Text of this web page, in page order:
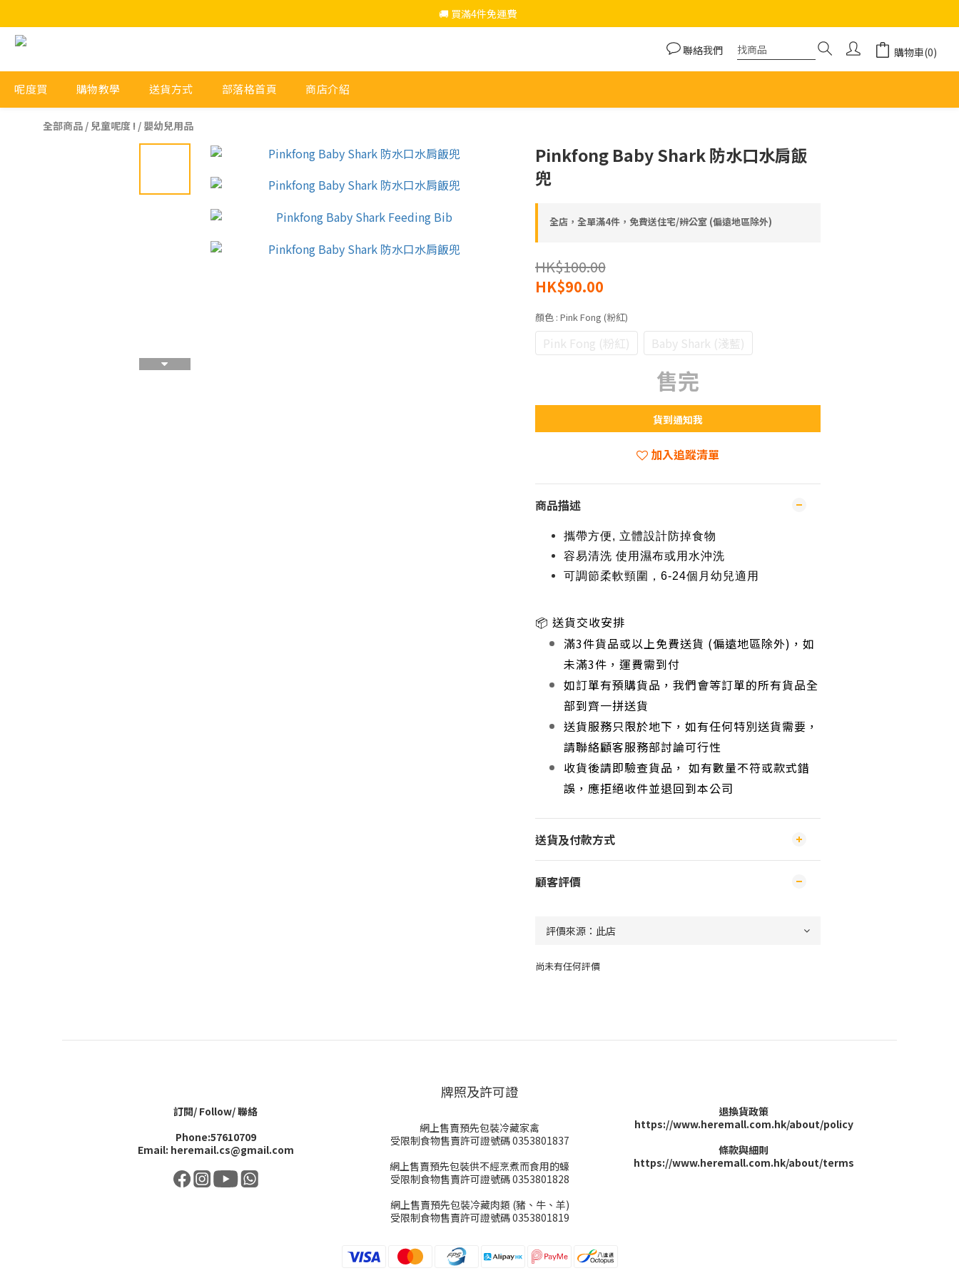
🚚 買滿4件免運費
🚚 買滿4件免運費
🚚 買滿4件免運費
聯絡我們 購物車(0)
呢度買 購物教學 送貨方式 部落格首頁 商店介紹
全部商品 / 兒童呢度 ! / 嬰幼兒用品
Pinkfong Baby Shark 防水口水肩飯
兜
全店，全單滿4件，免費送住宅/辨公室 (偏遠地區除外)
HK$100.00
HK$90.00
顏色 : Pink Fong (粉紅)
Pink Fong (粉紅) Baby Shark (淺藍)
售完
貨到通知我
加入追蹤清單
商品描述
攜帶方便, 立體設計防掉食物
容易清洗 使用濕布或用水沖洗
可調節柔軟頸圍，6-24個月幼兒適用
📦 送貨交收安排
滿3件貨品或以上免費送貨 (偏遠地區除外)，如
未滿3件，運費需到付
如訂單有預購貨品，我們會等訂單的所有貨品全
部到齊一拼送貨
送貨服務只限於地下，如有任何特別送貨需要，
請聯絡顧客服務部討論可行性
收貨後請即驗查貨品， 如有數量不符或款式錯
誤，應拒絕收件並退回到本公司
送貨及付款方式
顧客評價
尚未有任何評價
訂閱/ Follow/ 聯絡
Phone:57610709
Email: heremail.cs@gmail.com
牌照及許可證
網上售賣預先包裝冷藏家禽
受限制食物售賣許可證號碼 0353801837
網上售賣預先包裝供不經烹煮而食用的蠔
受限制食物售賣許可證號碼 0353801828
網上售賣預先包裝冷藏肉類 (豬、牛、羊)
受限制食物售賣許可證號碼 0353801819
退換貨政策
https://www.heremall.com.hk/about/policy
條款與細則
https://www.heremall.com.hk/about/terms